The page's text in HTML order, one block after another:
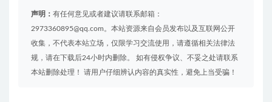
声明： 有任何意见或者建议请联系邮箱：
2973360895@qq.com。本站资源来自会员发布以及互联网公开
收集，不代表本站立场，仅限学习交流使用，请遵循相关法律法
规，请在下载后24小时内删除。 如有侵权争议、不妥之处请联系
本站删除处理！ 请用户仔细辨认内容的真实性，避免上当受骗！